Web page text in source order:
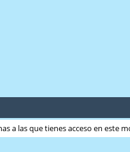
a las que tienes acceso en este